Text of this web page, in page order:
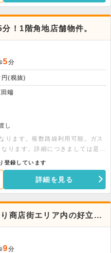
！1階角地店舗物件。
5分
円(税抜)
田端
し
ります。複数路線利用可能。ガス
ります。詳細につきましては是非
登録しています
詳細を見る
商店街エリア内の好立地
9分